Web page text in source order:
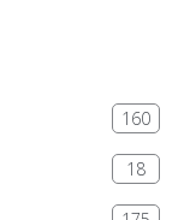
1 60
1 8